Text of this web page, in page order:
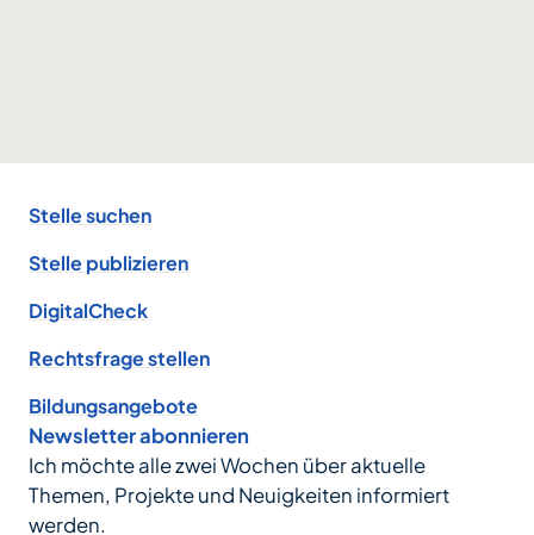
Stelle suchen
Stelle publizieren
DigitalCheck
Rechtsfrage stellen
Bildungsangebote
Newsletter abonnieren
Ich möchte alle zwei Wochen über aktuelle
Themen, Projekte und Neuigkeiten informiert
werden.